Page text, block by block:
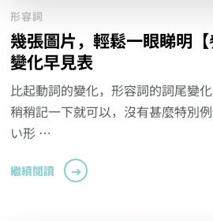
形容詞
幾張圖片，輕鬆一眼睇明
變化早見表
比起動詞的變化，形容詞的詞尾變
稍稍記一下就可以，沒有甚麼特別
い形 …
繼續閱讀